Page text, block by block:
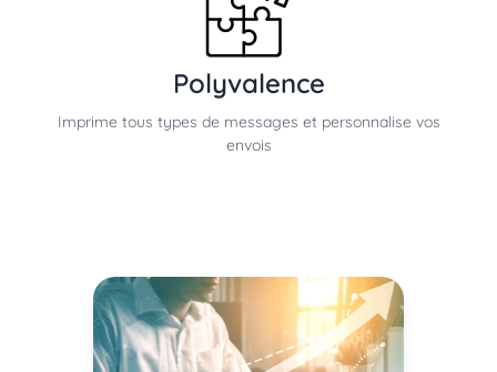
Polyvalence
Imprime tous types de messages et personnalise vos
envois